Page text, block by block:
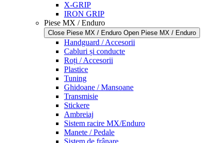
X-GRIP
IRON GRIP
Piese MX / Enduro
Close Piese MX / Enduro Open Piese MX / Enduro
Handguard / Accesorii
Cabluri și conducte
Roți / Accesorii
Plastice
Tuning
Ghidoane / Mansoane
Transmisie
Stickere
Ambreiaj
Sistem racire MX/Enduro
Manete / Pedale
Sistem de frânare